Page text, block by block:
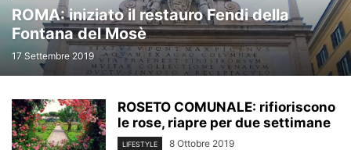
ROMA: iniziato il restauro Fendi della
Fontana del Mosè
17 Settembre 2019
ROSETO COMUNALE: rifioriscono
le rose, riapre per due settimane
LIFESTYLE 8 Ottobre 2019